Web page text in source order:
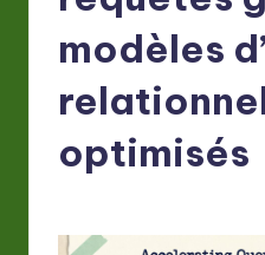
modèles
optimisés